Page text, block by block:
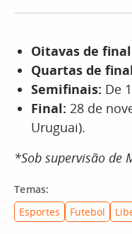
Oitavas de
Quartas de
Semifinais: De
Final: 28 de
Uruguai).
*Sob supervisão de
Temas:
Esportes
Futebol